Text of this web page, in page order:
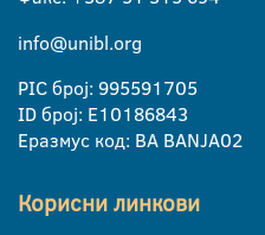
info@unibl.org
PIC број: 995591705
ID број: E10186843
Еразмус код: BA BANJA02
Корисни линкови